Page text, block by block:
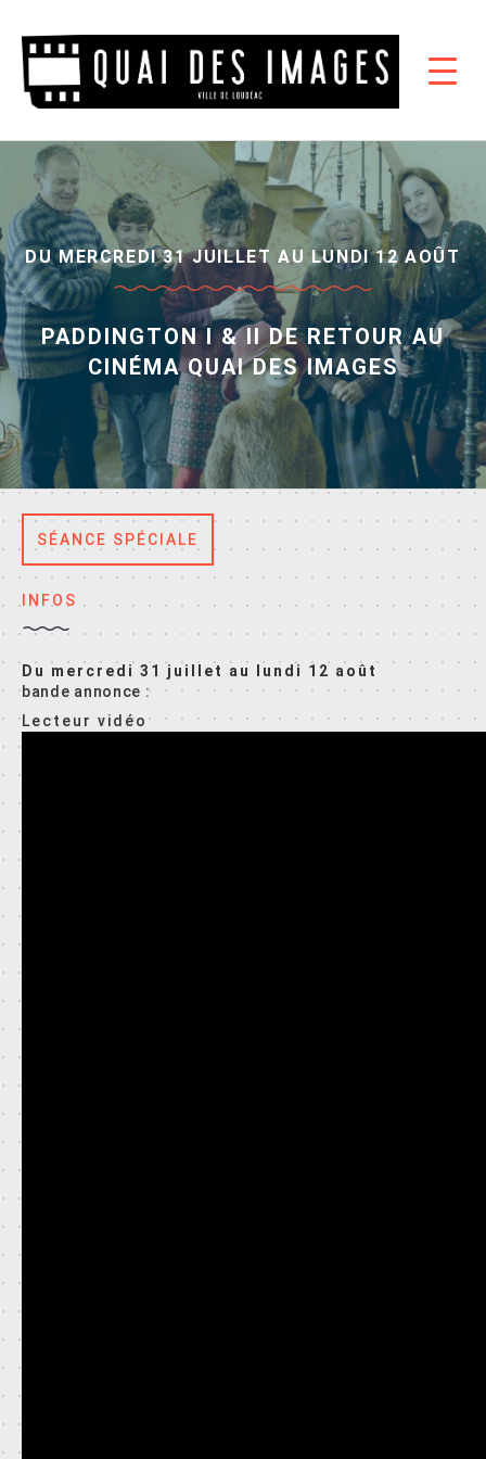
DU MERCREDI 31 JUILLET AU LUNDI 12 AOÛT
PADDINGTON I & II DE RETOUR AU
CINÉMA QUAI DES IMAGES
SÉANCE SPÉCIALE
INFOS
Du mercredi 31 juillet au lundi 12 août
bande annonce :
Lecteur vidéo